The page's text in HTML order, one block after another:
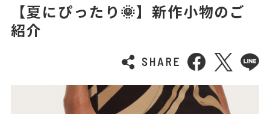
【夏にぴったり🌞】新作小物のご
紹介